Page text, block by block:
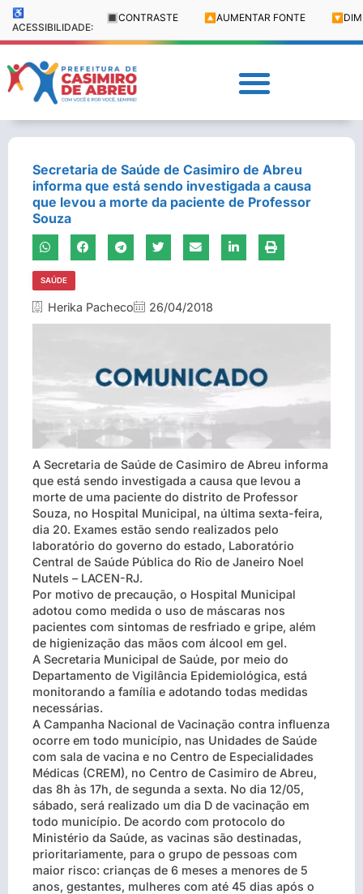
♿
ACESSIBILIDADE:
🔳 CONTRASTE 🔼 AUMENTAR FONTE 🔽
Secretaria de Saúde de Casimiro de Abreu
informa que está sendo investigada a causa
que levou a morte da paciente de Professor
Souza
SAÚDE
Herika Pacheco 26/04/2018
A Secretaria de Saúde de Casimiro de Abreu informa
que está sendo investigada a causa que levou a
morte de uma paciente do distrito de Professor
Souza, no Hospital Municipal, na última sexta-feira,
dia 20. Exames estão sendo realizados pelo
laboratório do governo do estado, Laboratório
Central de Saúde Pública do Rio de Janeiro Noel
Nutels – LACEN-RJ.
Por motivo de precaução, o Hospital Municipal
adotou como medida o uso de máscaras nos
pacientes com sintomas de resfriado e gripe, além
de higienização das mãos com álcool em gel.
A Secretaria Municipal de Saúde, por meio do
Departamento de Vigilância Epidemiológica, está
monitorando a família e adotando todas medidas
necessárias.
A Campanha Nacional de Vacinação contra influenza
ocorre em todo município, nas Unidades de Saúde
com sala de vacina e no Centro de Especialidades
Médicas (CREM), no Centro de Casimiro de Abreu,
das 8h às 17h, de segunda a sexta. No dia 12/05,
sábado, será realizado um dia D de vacinação em
todo município. De acordo com protocolo do
Ministério da Saúde, as vacinas são destinadas,
prioritariamente, para o grupo de pessoas com
maior risco: crianças de 6 meses a menores de 5
anos, gestantes, mulheres com até 45 dias após o